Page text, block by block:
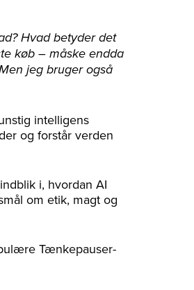
Hvad betyder det
køb – måske endda
jeg bruger også
intelligens
og forstår verden
i, hvordan AI
om etik, magt og
Tænkepauser-